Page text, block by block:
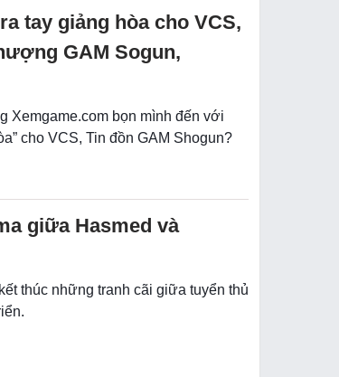
tay giảng hòa cho VCS,
GAM Sogun,
Xemgame.com bọn mình đến với
cho VCS, Tin đồn GAM Shogun?
giữa Hasmed và
thúc những tranh cãi giữa tuyển thủ